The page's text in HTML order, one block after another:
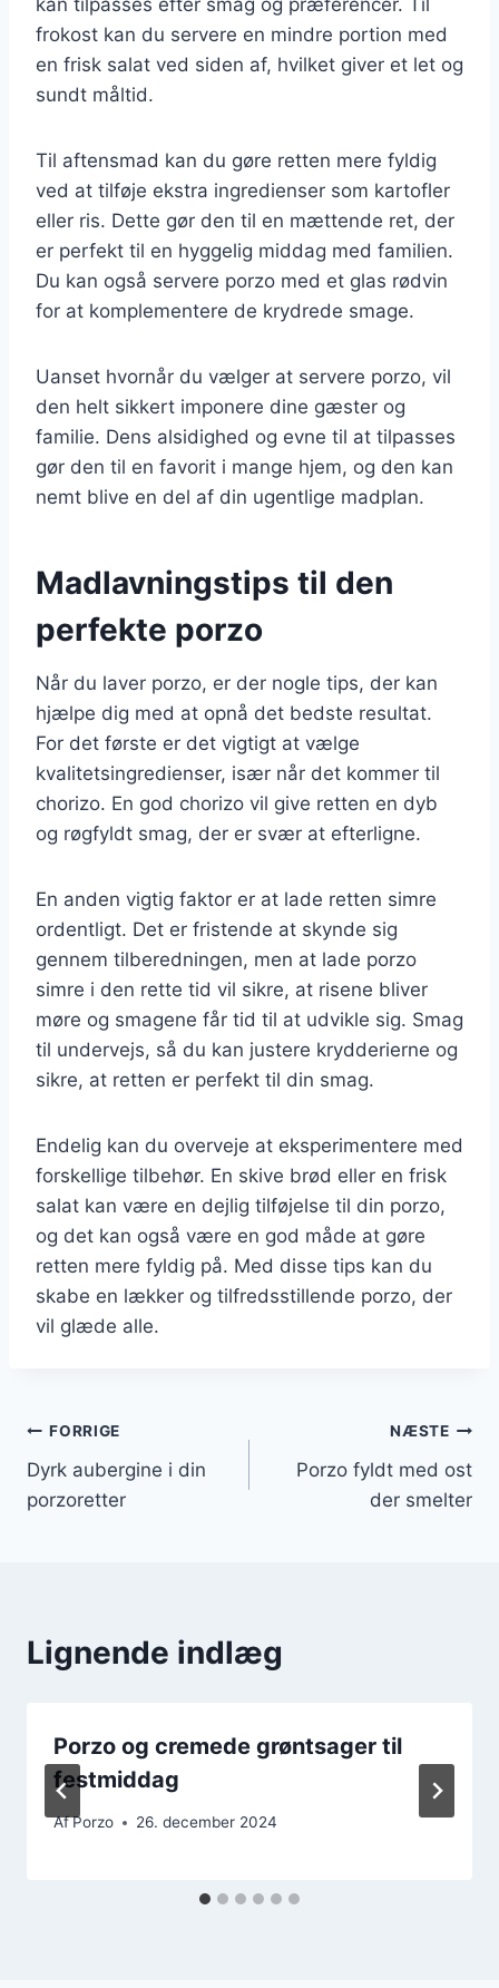
frokost kan du servere en mindre portion med
en frisk salat ved siden af, hvilket giver et let og
sundt måltid.
Til aftensmad kan du gøre retten mere fyldig
ved at tilføje ekstra ingredienser som kartofler
eller ris. Dette gør den til en mættende ret, der
er perfekt til en hyggelig middag med familien.
Du kan også servere porzo med et glas rødvin
for at komplementere de krydrede smage.
Uanset hvornår du vælger at servere porzo, vil
den helt sikkert imponere dine gæster og
familie. Dens alsidighed og evne til at tilpasses
gør den til en favorit i mange hjem, og den kan
nemt blive en del af din ugentlige madplan.
Madlavningstips til den
perfekte porzo
Når du laver porzo, er der nogle tips, der kan
hjælpe dig med at opnå det bedste resultat.
For det første er det vigtigt at vælge
kvalitetsingredienser, især når det kommer til
chorizo. En god chorizo vil give retten en dyb
og røgfyldt smag, der er svær at efterligne.
En anden vigtig faktor er at lade retten simre
ordentligt. Det er fristende at skynde sig
gennem tilberedningen, men at lade porzo
simre i den rette tid vil sikre, at risene bliver
møre og smagene får tid til at udvikle sig. Smag
til undervejs, så du kan justere krydderierne og
sikre, at retten er perfekt til din smag.
Endelig kan du overveje at eksperimentere med
forskellige tilbehør. En skive brød eller en frisk
salat kan være en dejlig tilføjelse til din porzo,
og det kan også være en god måde at gøre
retten mere fyldig på. Med disse tips kan du
skabe en lækker og tilfredsstillende porzo, der
vil glæde alle.
Indlægsnavigation
FORRIGE
Dyrk aubergine i din
porzoretter
NÆSTE
Porzo fyldt med ost
der smelter
Lignende indlæg
Porzo og cremede grøntsager til
festmiddag
AfPorzo 26. december 2024